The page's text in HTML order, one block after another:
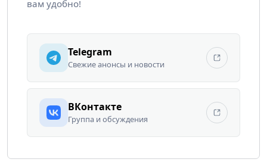
вам удобно!
Telegram
Свежие анонсы и новости
ВКонтакте
Группа и обсуждения